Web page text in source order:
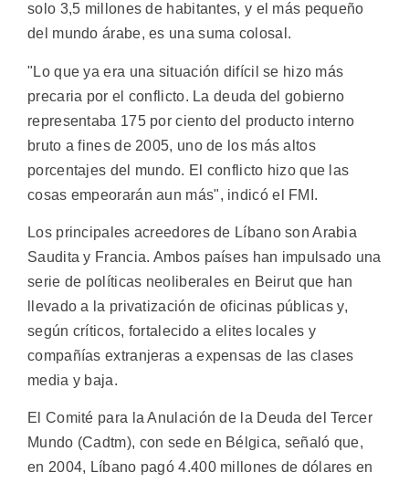
solo 3,5 millones de habitantes, y el más pequeño
del mundo árabe, es una suma colosal.
"Lo que ya era una situación difícil se hizo más
precaria por el conflicto. La deuda del gobierno
representaba 175 por ciento del producto interno
bruto a fines de 2005, uno de los más altos
porcentajes del mundo. El conflicto hizo que las
cosas empeorarán aun más", indicó el FMI.
Los principales acreedores de Líbano son Arabia
Saudita y Francia. Ambos países han impulsado una
serie de políticas neoliberales en Beirut que han
llevado a la privatización de oficinas públicas y,
según críticos, fortalecido a elites locales y
compañías extranjeras a expensas de las clases
media y baja.
El Comité para la Anulación de la Deuda del Tercer
Mundo (Cadtm), con sede en Bélgica, señaló que,
en 2004, Líbano pagó 4.400 millones de dólares en